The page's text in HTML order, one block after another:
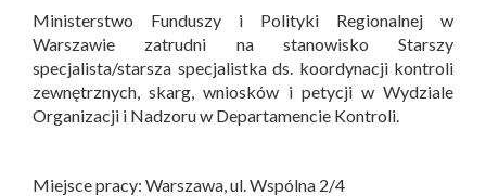
Ministerstwo Funduszy i Polityki Regionalnej w
Warszawie zatrudni na stanowisko Starszy
specjalista/starsza specjalistka ds. koordynacji kontroli
zewnętrznych, skarg, wniosków i petycji w Wydziale
Organizacji i Nadzoru w Departamencie Kontroli.
Miejsce pracy: Warszawa, ul. Wspólna 2/4